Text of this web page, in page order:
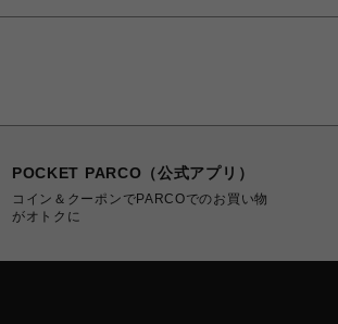
POCKET PARCO（公式アプリ）
コイン＆クーポンでPARCOでのお買い物
がオトクに